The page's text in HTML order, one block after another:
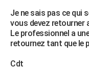
S'inscrire
Se connecter
Lycées
Collèges
Primaires
Universités
Entreprises
Service militaire
Avis de recherche
AVIS DE DÉCÈS
FORUM
Je ne sais pas ce qui
vous devez retourner
Le professionnel a
retournez tant que le
Cdt